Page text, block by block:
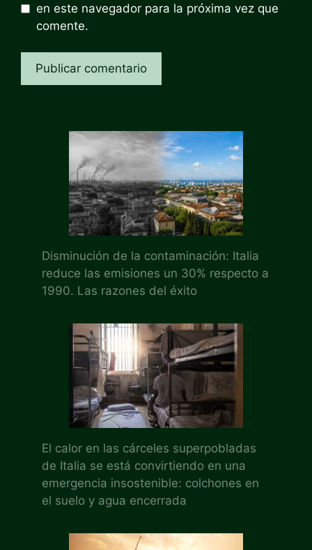
en este navegador para la próxima vez que
comente.
Disminución de la contaminación: Italia
reduce las emisiones un 30% respecto a
1990. Las razones del éxito
El calor en las cárceles superpobladas
de Italia se está convirtiendo en una
emergencia insostenible: colchones en
el suelo y agua encerrada